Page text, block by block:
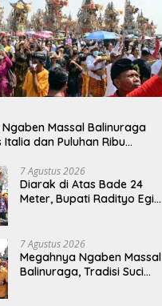
Ngaben Massal Balinuraga
Italia dan Puluhan Ribu
7 Agustus 2026
Diarak di Atas Bade 24
Meter, Bupati Radityo Egi
‘Penglipuran’ Kedua pada
2027
7 Agustus 2026
Megahnya Ngaben Massal
Balinuraga, Tradisi Suci